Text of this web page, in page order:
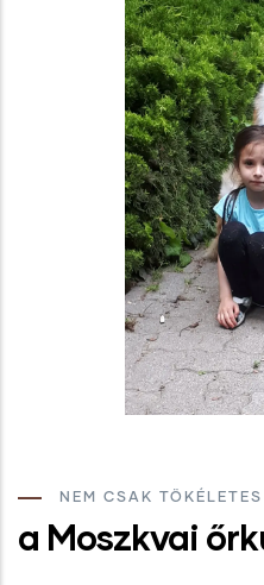
NEM CSAK
a Moszkvai